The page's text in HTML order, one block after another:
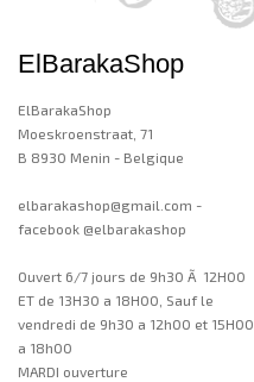
ElBarakaShop
ElBarakaShop
Moeskroenstraat, 71
B 8930 Menin - Belgique
elbarakashop@gmail.com -
facebook @elbarakashop
Ouvert 6/7 jours de 9h30 Ã 12H00
ET de 13H30 a 18H00, Sauf le
vendredi de 9h30 a 12h00 et 15H00
a 18h00
MARDI ouverture